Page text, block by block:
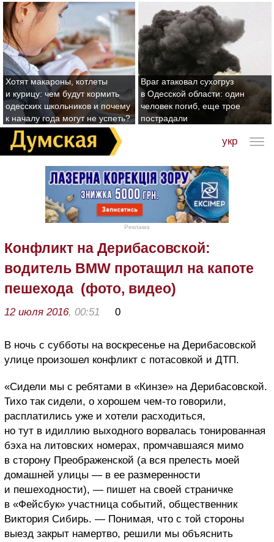
Хотят макароны, котлеты
и курицу: чем будут кормить
одесских школьников и почему
к началу года могут не успеть?
Враг атаковал сухогруз
в Одесской области: один
человек погиб, еще трое
пострадали
укр
Реклама
Конфликт на Дерибасовской:
водитель BMW протащил на капоте
пешехода (фото, видео)
12 июля 2016, 00:51 0
В ночь с субботы на воскресенье на Дерибасовской
улице произошел конфликт с потасовкой и ДТП.
«Сидели мы с ребятами в «Кинзе» на Дерибасовской.
Тихо так сидели, о хорошем чем-то говорили,
расплатились уже и хотели расходиться,
но тут в идиллию выходного ворвалась тонированная
бэха на литовских номерах, промчавшаяся мимо
в сторону Преображенской (а вся прелесть моей
домашней улицы — в ее размеренности
и пешеходности), — пишет на своей страничке
в «Фейсбук» участница событий, общественник
Виктория Сибирь. — Понимая, что с той стороны
выезд закрыт намертво, решили мы объяснить